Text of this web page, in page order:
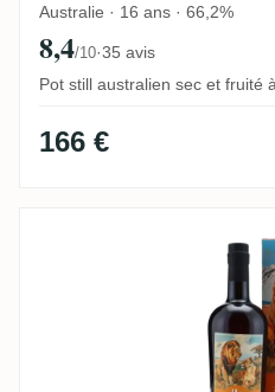
Australie · 16 ans · 66,2%
8,4/10·35 avis
Pot still australien sec et fruité
166 €
Romdeluxe Ten